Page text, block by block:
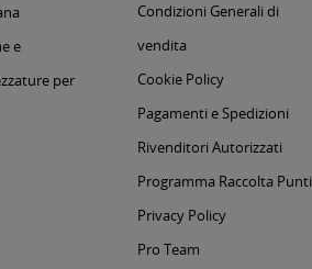
e
per
Condizioni Generali di
vendita
Cookie Policy
Pagamenti e Spedizioni
Rivenditori Autorizzati
Programma Raccolta Punti
Privacy Policy
Pro Team